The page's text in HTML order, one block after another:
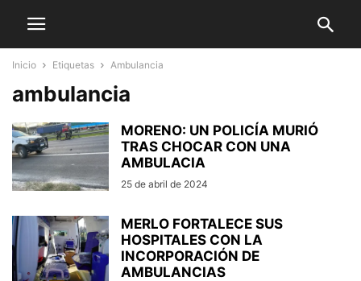
Inicio Etiquetas Ambulancia
ambulancia
MORENO: UN POLICÍA MURIÓ
TRAS CHOCAR CON UNA
AMBULACIA
25 de abril de 2024
MERLO FORTALECE SUS
HOSPITALES CON LA
INCORPORACIÓN DE
AMBULANCIAS